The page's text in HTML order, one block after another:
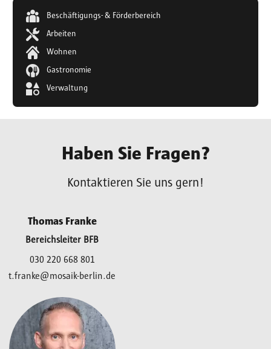
Beschäftigungs- & Förderbereich
Arbeiten
Wohnen
Gastronomie
Verwaltung
Haben Sie Fragen?
Kontaktieren Sie uns gern!
Thomas Franke
Bereichsleiter BFB
030 220 668 801
t.franke@mosaik-berlin.de